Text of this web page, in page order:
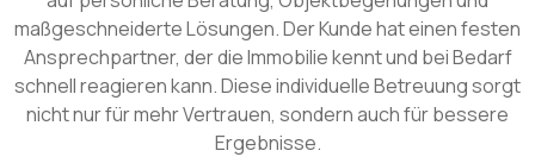
maßgeschneiderte Lösungen. Der Kunde hat einen festen
Ansprechpartner, der die Immobilie kennt und bei Bedarf
schnell reagieren kann. Diese individuelle Betreuung sorgt
nicht nur für mehr Vertrauen, sondern auch für bessere
Ergebnisse.